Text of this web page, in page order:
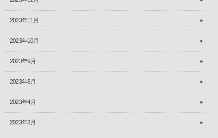
2023年11月
2023年10月
2023年9月
2023年8月
2023年4月
2023年3月